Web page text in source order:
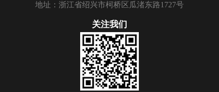
地址：浙江省绍兴市柯桥区瓜渚东路1727号
关注我们